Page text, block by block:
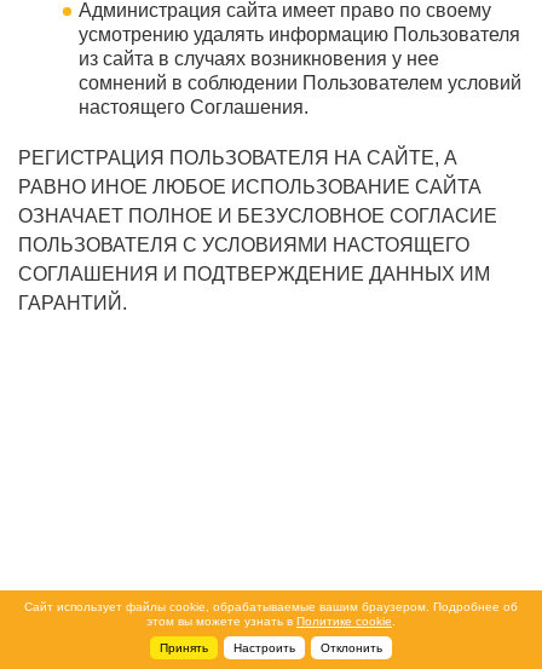
Администрация сайта имеет право по своему
усмотрению удалять информацию Пользователя
из сайта в случаях возникновения у нее
сомнений в соблюдении Пользователем условий
настоящего Соглашения.
РЕГИСТРАЦИЯ ПОЛЬЗОВАТЕЛЯ НА САЙТЕ, А
РАВНО ИНОЕ ЛЮБОЕ ИСПОЛЬЗОВАНИЕ САЙТА
ОЗНАЧАЕТ ПОЛНОЕ И БЕЗУСЛОВНОЕ СОГЛАСИЕ
ПОЛЬЗОВАТЕЛЯ С УСЛОВИЯМИ НАСТОЯЩЕГО
СОГЛАШЕНИЯ И ПОДТВЕРЖДЕНИЕ ДАННЫХ ИМ
ГАРАНТИЙ.
Сайт использует файлы cookie, обрабатываемые вашим браузером. Подробнее об
этом вы можете узнать в Политике cookie
Принять
Настроить Отклонить